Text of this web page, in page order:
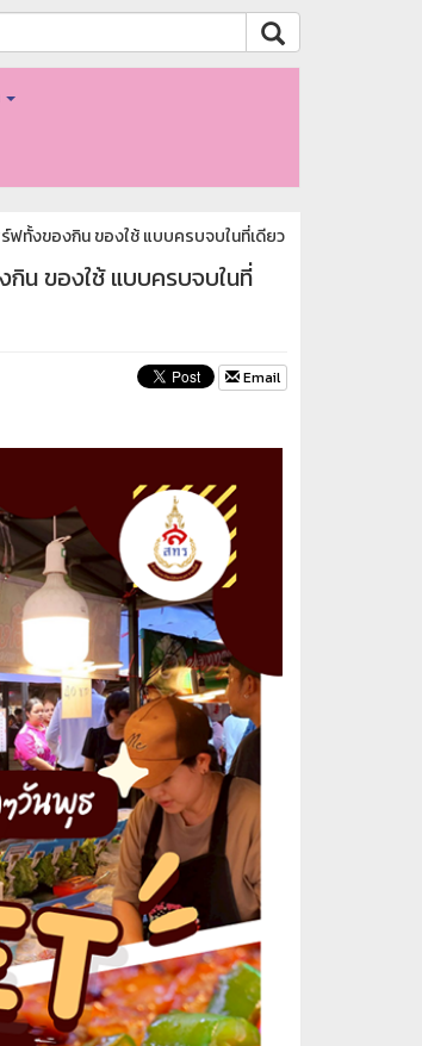
ฟทั้งของกิน ของใช้ แบบครบจบในที่เดียว
น ของใช้ แบบครบจบในที่
Email